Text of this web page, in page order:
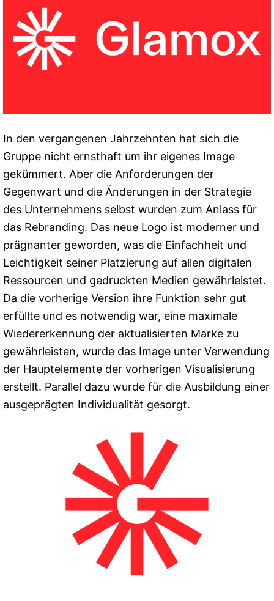
In den vergangenen Jahrzehnten hat sich die
Gruppe nicht ernsthaft um ihr eigenes Image
gekümmert. Aber die Anforderungen der
Gegenwart und die Änderungen in der Strategie
des Unternehmens selbst wurden zum Anlass für
das Rebranding. Das neue Logo ist moderner und
prägnanter geworden, was die Einfachheit und
Leichtigkeit seiner Platzierung auf allen digitalen
Ressourcen und gedruckten Medien gewährleistet.
Da die vorherige Version ihre Funktion sehr gut
erfüllte und es notwendig war, eine maximale
Wiedererkennung der aktualisierten Marke zu
gewährleisten, wurde das Image unter Verwendung
der Hauptelemente der vorherigen Visualisierung
erstellt. Parallel dazu wurde für die Ausbildung einer
ausgeprägten Individualität gesorgt.